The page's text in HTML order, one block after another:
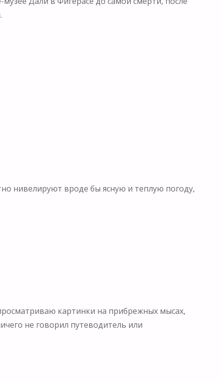
нивелируют вроде бы ясную и теплую погоду,
картинки на прибрежных мысах,
не говорил путеводитель или